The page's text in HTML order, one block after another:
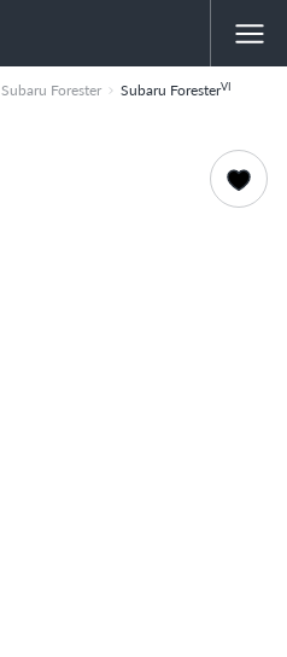
Subaru Forester Subaru ForesterVI